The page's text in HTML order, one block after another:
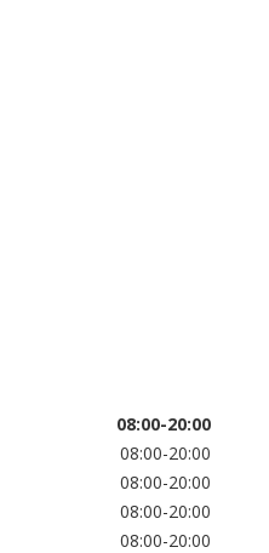
08:00-20:00
08:00-20:00
08:00-20:00
08:00-20:00
08:00-20:00